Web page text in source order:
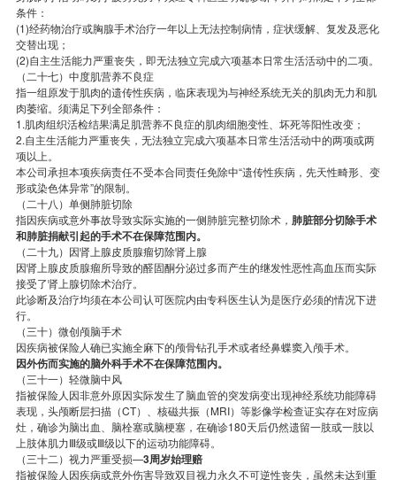
条件：
(1)经药物治疗或胸腺手术治疗一年以上无法控制病情，症状缓解、复发及恶化
交替出现；
(2)自主生活能力严重丧失，即无法独立完成六项基本日常生活活动中的二项。
（二十七）中度肌营养不良症
指一组原发于肌肉的遗传性疾病，临床表现为与神经系统无关的肌肉无力和肌
肉萎缩。须满足下列全部条件：
1.肌肉组织活检结果满足肌营养不良症的肌肉细胞变性、坏死等阳性改变；
2.自主生活能力严重丧失，无法独立完成六项基本日常生活活动中的两项或两
项以上。
本公司承担本项疾病责任不受本合同责任免除中“遗传性疾病，先天性畸形、变
形或染色体异常”的限制。
（二十八）单侧肺脏切除
指因疾病或意外事故导致实际实施的一侧肺脏完整切除术， 肺脏部分切除手术
和肺脏捐献引起的手术不在保障范围内。
（二十九）因肾上腺皮质腺瘤切除肾上腺
因肾上腺皮质腺瘤所导致的醛固酮分泌过多而产生的继发性恶性高血压而实际
接受了肾上腺切除术治疗。
此诊断及治疗均须在本公司认可医院内由专科医生认为是医疗必须的情况下进
行。
（三十）微创颅脑手术
因疾病被保险人确已实施全麻下的颅骨钻孔手术或者经鼻蝶窦入颅手术。
因外伤而实施的脑外科手术不在保障范围内。
（三十一）轻微脑中风
指被保险人因非意外原因实际发生了脑血管的突发病变出现神经系统功能障碍
表现，头颅断层扫描（CT）、核磁共振（MRI）等影像学检查证实存在对应病
灶，确诊为脑出血、脑栓塞或脑梗塞，在确诊180天后仍然遗留一肢或一肢以
上肢体肌力Ⅲ级或Ⅲ级以下的运动功能障碍。
（三十二）视力严重受损—3周岁始理赔
指被保险人因疾病或意外伤害导致双目视力永久不可逆性丧失，虽然未达到重